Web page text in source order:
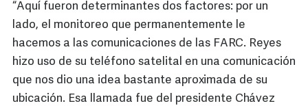
“Aquí fueron determinantes dos factores: por un
lado, el monitoreo que permanentemente le
hacemos a las comunicaciones de las FARC. Reyes
hizo uso de su teléfono satelital en una comunicación
que nos dio una idea bastante aproximada de su
ubicación. Esa llamada fue del presidente Chávez